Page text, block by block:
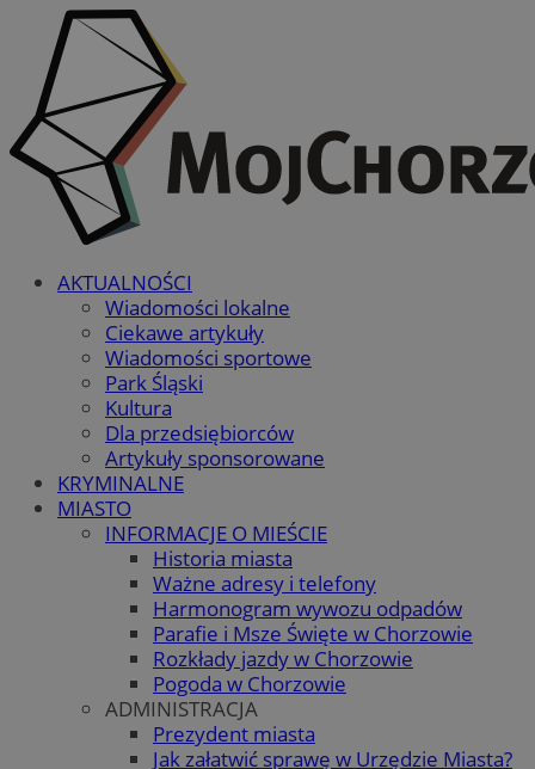
AKTUALNOŚCI
Wiadomości lokalne
Ciekawe artykuły
Wiadomości sportowe
Park Śląski
Kultura
Dla przedsiębiorców
Artykuły sponsorowane
KRYMINALNE
MIASTO
INFORMACJE O MIEŚCIE
Historia miasta
Ważne adresy i telefony
Harmonogram wywozu odpadów
Parafie i Msze Święte w Chorzowie
Rozkłady jazdy w Chorzowie
Pogoda w Chorzowie
ADMINISTRACJA
Prezydent miasta
Jak załatwić sprawę w Urzędzie Miasta?